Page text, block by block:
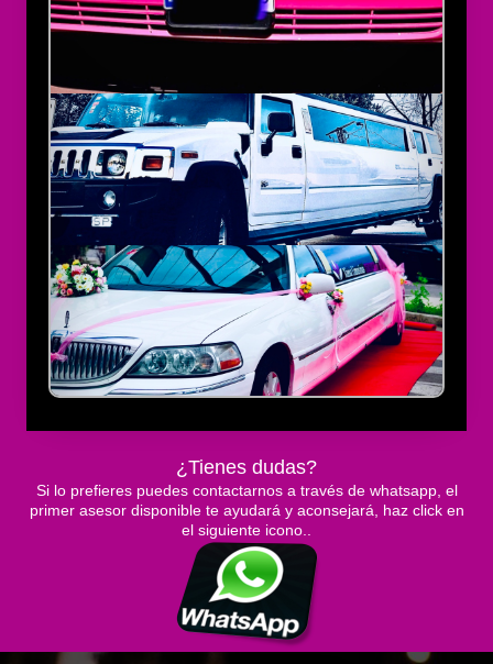
¿Tienes dudas?
Si lo prefieres puedes contactarnos a través de whatsapp, el
primer asesor disponible te ayudará y aconsejará, haz click en
el siguiente icono..